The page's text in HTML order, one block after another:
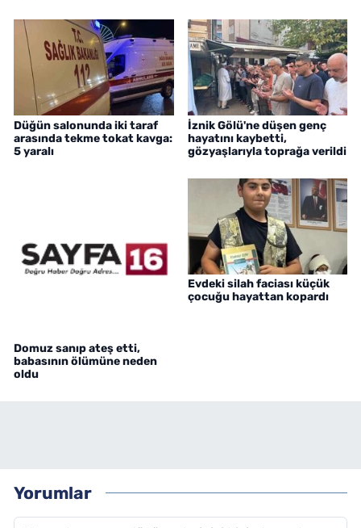
Düğün salonunda iki taraf
arasında tekme tokat kavga:
5 yaralı
İznik Gölü'ne düşen genç
hayatını kaybetti,
gözyaşlarıyla toprağa verildi
Domuz sanıp ateş etti,
babasının ölümüne neden
oldu
Evdeki silah faciası küçük
çocuğu hayattan kopardı
Yorumlar